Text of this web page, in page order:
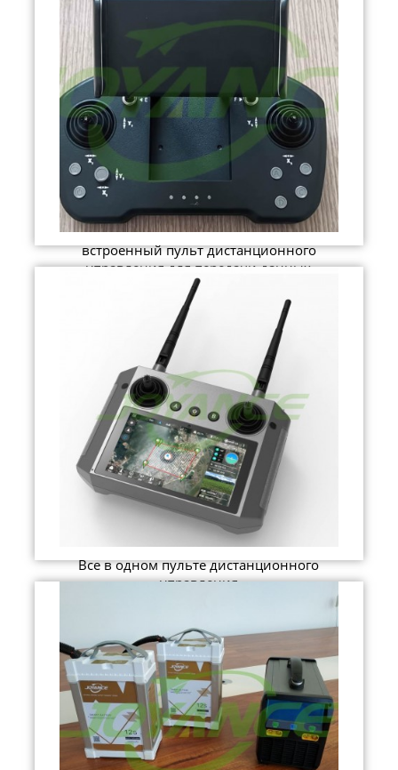
встроенный пульт дистанционного
управления для передачи данных
Все в одном пульте дистанционного
управления